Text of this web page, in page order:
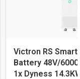
Victron RS
Battery 48V/
1x Dyness